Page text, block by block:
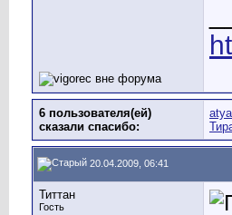
6 пользователя(ей)
сказали cпасибо:
20.04.2009, 06:41
Титтан
Гость